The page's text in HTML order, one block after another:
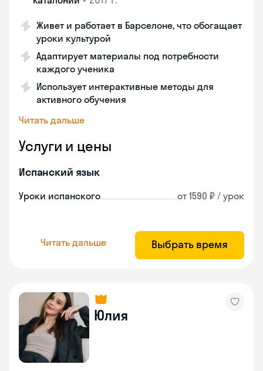
Живет и работает в Барселоне, что обогащает
уроки культурой
Адаптирует материалы под потребности
каждого ученика
Использует интерактивные методы для
активного обучения
Читать дальше
Услуги и цены
Испанский язык
Уроки испанского от 1590 ₽ / урок
Читать дальше Выбрать время
Юлия